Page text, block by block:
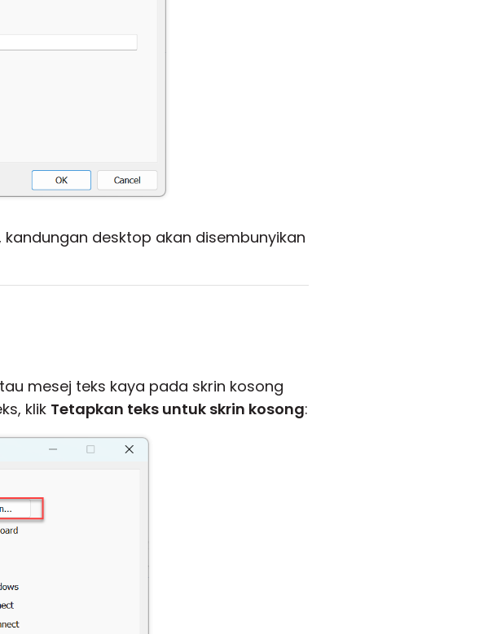
desktop akan disembunyikan
mesej teks kaya pada skrin kosong
klik Tetapkan teks untuk skrin kosong: